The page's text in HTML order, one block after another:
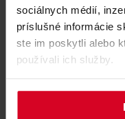
sociálnych médií,
príslušné informácie
ste im poskytli alebo
používali ich služby.